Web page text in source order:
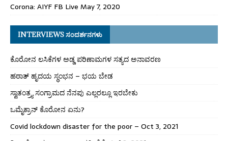
Corona: AIYF FB Live May 7, 2020
INTERVIEWS ಸಂದರ್ಶನಗಳು
ಕೊರೋನ ಲಸಿಕೆಗಳ ಅಡ್ಡ ಪರಿಣಾಮಗಳ ಸತ್ಯದ ಅನಾವರಣ
ಹಠಾತ್ ಹೃದಯ ಸ್ಥಂಭನ – ಭಯ ಬೇಡ
ಸ್ವಾತಂತ್ರ್ಯ ಸಂಗ್ರಾಮದ ನೆನಪು ಎಲ್ಲರಲ್ಲೂ ಇರಬೇಕು
ಒಮೈಕ್ರಾನ್ ಕೊರೋನ ಏನು?
Covid lockdown disaster for the poor – Oct 3, 2021